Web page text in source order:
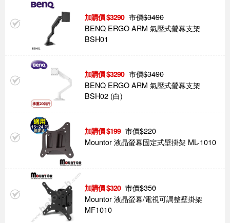
3290 市價$3490
BENQ ERGO ARM 氣壓式螢幕支架
BSH01
3290 市價$3490
BENQ ERGO ARM 氣壓式螢幕支架
BSH02 (白)
199 市價$220
Mountor 液晶螢幕固定式壁掛架 ML-1010
320 市價$350
Mountor 液晶螢幕/電視可調整壁掛架
MF1010